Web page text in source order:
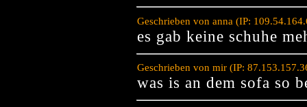
Geschrieben von anna (IP:
es gab keine schuhe
Geschrieben von mir (IP:
was is an dem sofa so